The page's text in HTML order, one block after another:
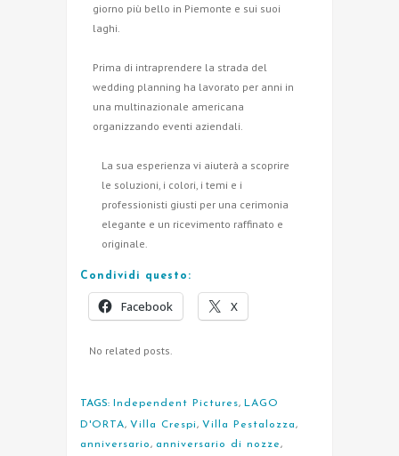
giorno più bello in Piemonte e sui suoi
laghi.
Prima di intraprendere la strada del
wedding planning ha lavorato per anni in
una multinazionale americana
organizzando eventi aziendali.
La sua esperienza vi aiuterà a scoprire
le soluzioni, i colori, i temi e i
professionisti giusti per una cerimonia
elegante e un ricevimento raffinato e
originale.
Condividi questo:
Facebook X
No related posts.
TAGS: Independent Pictures, LAGO
D'ORTA, Villa Crespi, Villa Pestalozza,
anniversario, anniversario di nozze,